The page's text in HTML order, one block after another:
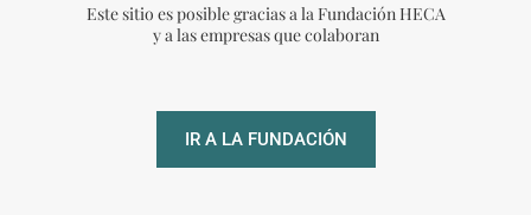
Este sitio es posible gracias a la Fundación HECA
y a las empresas que colaboran
IR A LA FUNDACIÓN